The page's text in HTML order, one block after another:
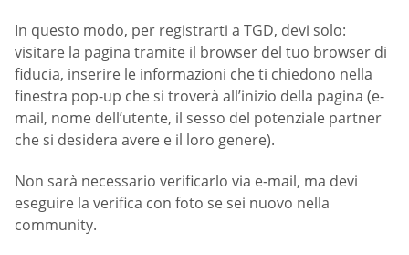
In questo modo, per registrarti a TGD, devi solo:
visitare la pagina tramite il browser del tuo browser di
fiducia, inserire le informazioni che ti chiedono nella
finestra pop-up che si troverà all’inizio della pagina (e-
mail, nome dell’utente, il sesso del potenziale partner
che si desidera avere e il loro genere).
Non sarà necessario verificarlo via e-mail, ma devi
eseguire la verifica con foto se sei nuovo nella
community.